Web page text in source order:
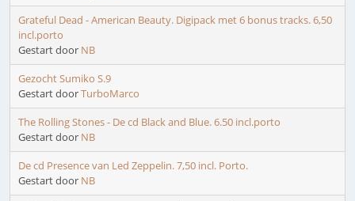
Grateful Dead - American Beauty. Digipack met 6 bonus tracks. 6,50
incl.porto
Gestart door NB
Gezocht Sumiko S.9
Gestart doorTurboMarco
The Rolling Stones - De cd Black and Blue. 6.50 incl.porto
Gestart door NB
De cd Presence van Led Zeppelin. 7,50 incl. Porto.
Gestart door NB